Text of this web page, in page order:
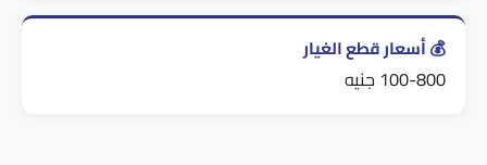
💰 أسعار قطع الغيار
100-800 جنيه